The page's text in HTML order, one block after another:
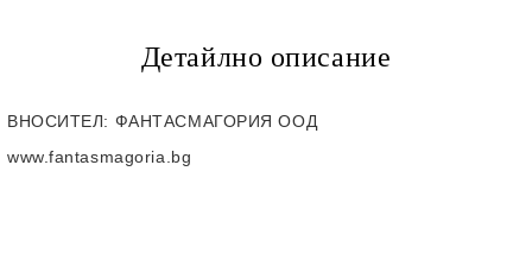
Детайлно описание
ВНОСИТЕЛ: ФАНТАСМАГОРИЯ ООД
www.fantasmagoria.bg